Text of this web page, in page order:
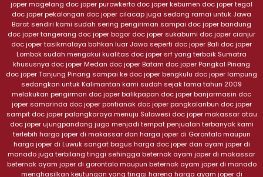
joper magelang doc joper purowkerto doc joper kebumen doc joper tegal
doc joper pekalongan doc joper cilacap juga sedang ramai untuk Jawa
Barat sendiri kami sudah sering pengiriman sampai doc joper bandung
doc joper tangerang doc joper bogor doc joper sukabumi doc joper cianjur
doc joper tasikmalaya bahkan luar Jawa seperti doc joper Bali doc joper
Lombok sudah mengakui kualitas doc joper srf yang terbaik Sumatra
khususnya doc joper Medan doc joper Batam doc joper Pangkal Pinang
doc joper Tanjung Pinang sampai ke doc joper bengkulu doc joper lampung
sedangkan untuk Kalimantan kami sudah sejak lama tahun 2009
melakukan pengirman doc joper balikpapan doc joper banjarmasin doc
joper samarinda doc joper pontianak doc joper pangkalanbun doc joper
sampit doc joper palangkaraya menuju Sulawesi doc joper makassar atau
doc joper ujungpandang juga menjadi tempat penjualan terbanyak kami
terlebih harga joper di makassar dan harga joper di Gorontalo maupun
harga joper di Luwuk sangat bagus harga doc joper dan ayam joper di
manado juga terbilang tinggi sehingga beternak ayam joper di makassar
beternak ayam joper di gorontalo maupun beternak ayam joper di manado
menghasilkan keutungan yang tinggi harena harga ayam joper di